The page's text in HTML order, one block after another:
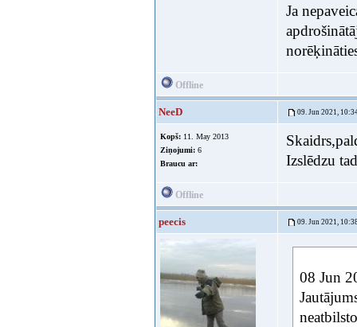
Ja
Offline
NeeD 09. Jun 2021,
Kopš: 11. May 2013
Ziņojumi: 6
Braucu ar:
Izslēdzu
Offline
peecis 09. Jun 2021,
08 Jun